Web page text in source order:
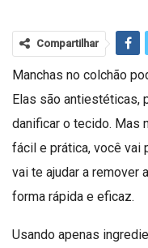
Compartilhar
Manchas no colchão
Elas são antiestéticas,
danificar o tecido. Mas
fácil e prática, você vai
vai te ajudar a remover
forma rápida e eficaz.
Usando apenas